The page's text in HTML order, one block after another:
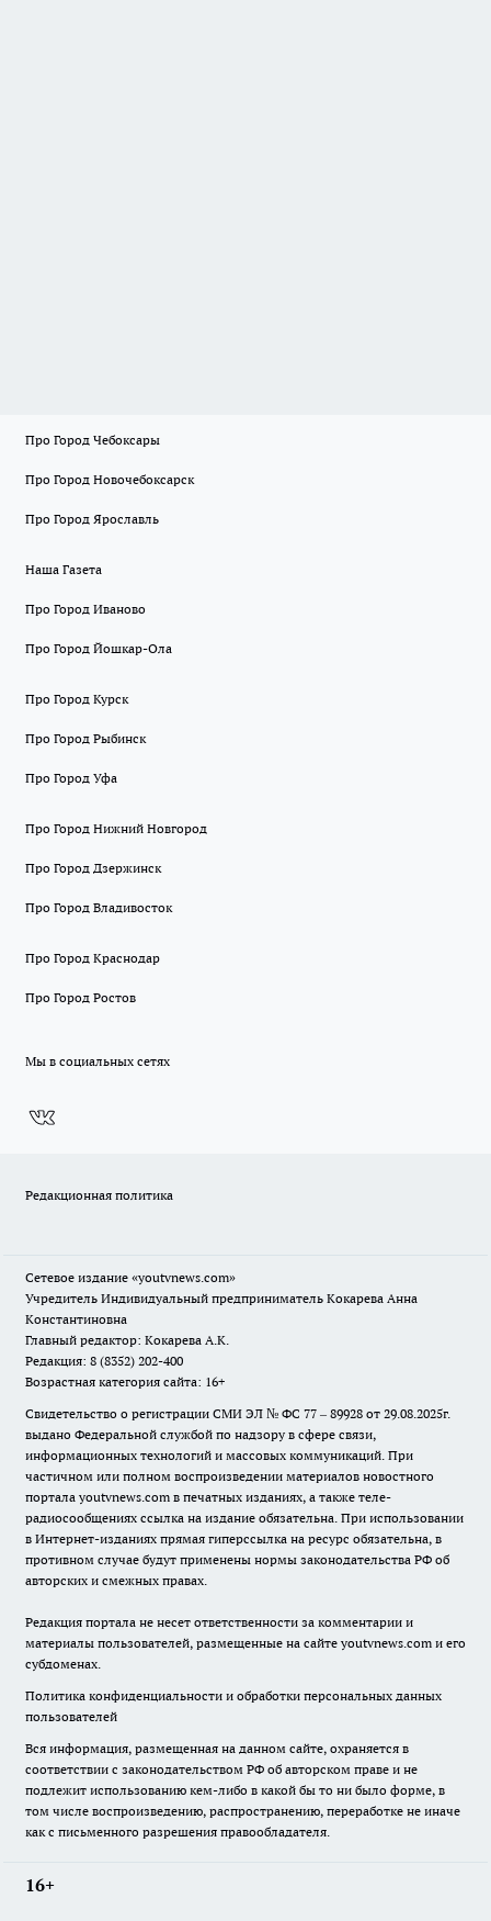
Про Город Чебоксары
Про Город Новочебоксарск
Про Город Ярославль
Наша Газета
Про Город Иваново
Про Город Йошкар-Ола
Про Город Курск
Про Город Рыбинск
Про Город Уфа
Про Город Нижний Новгород
Про Город Дзержинск
Про Город Владивосток
Про Город Краснодар
Про Город Ростов
Мы в социальных сетях
Редакционная политика
Сетевое издание «youtvnews.com»
Учредитель Индивидуальный предприниматель Кокарева Анна
Константиновна
Главный редактор: Кокарева А.К.
Редакция: 8 (8352) 202-400
Возрастная категория сайта: 16+
Свидетельство о регистрации СМИ ЭЛ № ФС 77 – 89928 от 29.08.2025г.
выдано Федеральной службой по надзору в сфере связи,
информационных технологий и массовых коммуникаций. При
частичном или полном воспроизведении материалов новостного
портала youtvnews.com в печатных изданиях, а также теле-
радиосообщениях ссылка на издание обязательна. При использовании
в Интернет-изданиях прямая гиперссылка на ресурс обязательна, в
противном случае будут применены нормы законодательства РФ об
авторских и смежных правах.
Редакция портала не несет ответственности за комментарии и
материалы пользователей, размещенные на сайте youtvnews.com и его
субдоменах.
Политика конфиденциальности и обработки персональных данных
пользователей
Вся информация, размещенная на данном сайте, охраняется в
соответствии с законодательством РФ об авторском праве и не
подлежит использованию кем-либо в какой бы то ни было форме, в
том числе воспроизведению, распространению, переработке не иначе
как с письменного разрешения правообладателя.
16+